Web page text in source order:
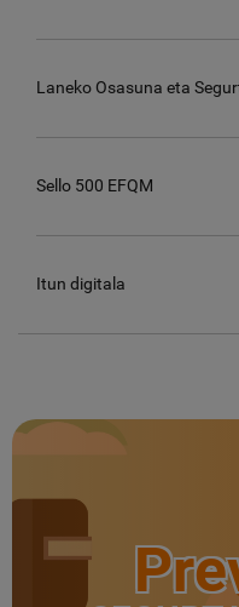
Laneko Osasuna eta
Sello 500 EFQM
Itun digitala